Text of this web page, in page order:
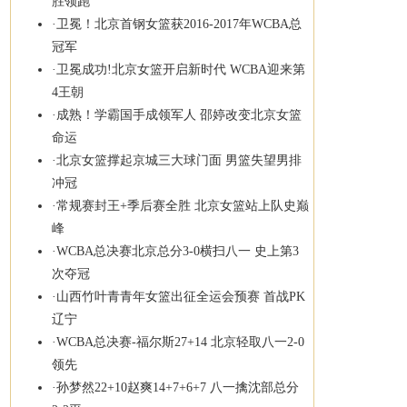
· 卫冕！北京首钢女篮获2016-2017年WCBA总
冠军
· 卫冕成功!北京女篮开启新时代 WCBA迎来第
4王朝
· 成熟！学霸国手成领军人 邵婷改变北京女篮
命运
·北京女篮撑起京城三大球门面 男篮失望男排
冲冠
·常规赛封王+季后赛全胜 北京女篮站上队史巅
峰
·WCBA总决赛北京总分3-0横扫八一 史上第3
次夺冠
· 山西竹叶青青年女篮出征全运会预赛 首战PK
辽宁
·WCBA总决赛-福尔斯27+14 北京轻取八一2-0
领先
·孙梦然22+10赵爽14+7+6+7 八一擒沈部总分